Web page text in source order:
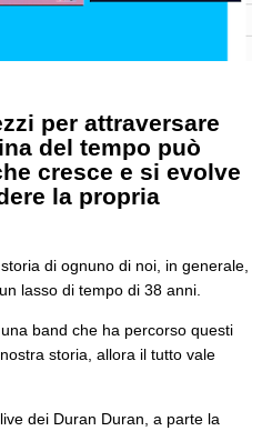
per attraversare
del tempo può
cresce e si evolve
la propria
di ognuno di noi, in generale,
lasso di tempo di 38 anni.
band che ha percorso questi
storia, allora il tutto vale
dei Duran Duran, a parte la